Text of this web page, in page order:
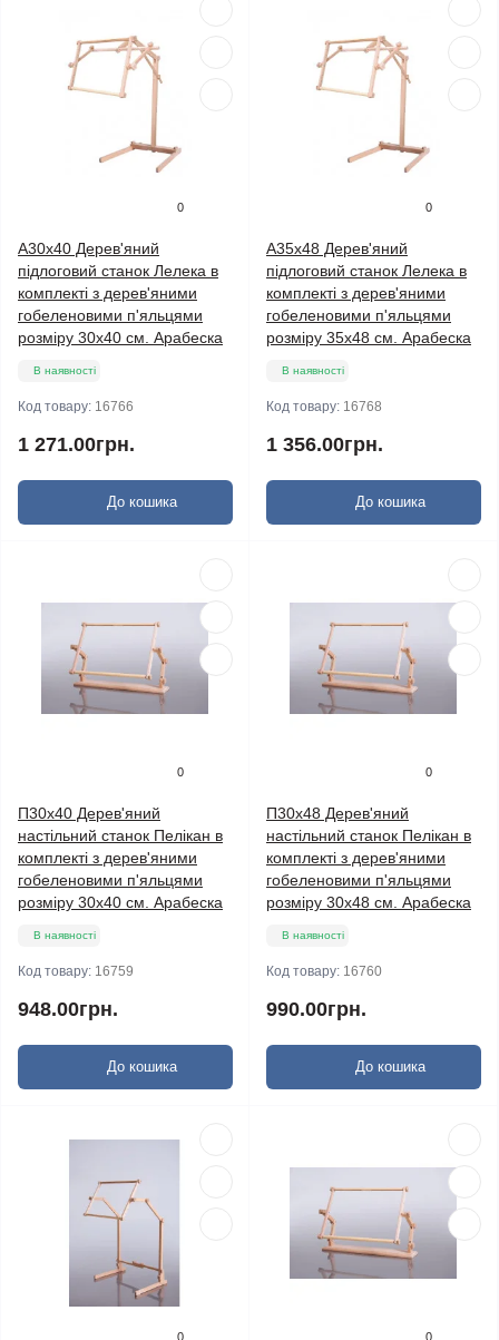
0
А30х40 Дерев'яний
підлоговий станок Лелека в
комплекті з дерев'яними
гобеленовими п'яльцями
розміру 30х40 см. Арабеска
В наявності
Код товару: 16766
1 271.00грн.
До кошика
0
А35х48 Дерев'яний
підлоговий станок Лелека в
комплекті з дерев'яними
гобеленовими п'яльцями
розміру 35х48 см. Арабеска
В наявності
Код товару: 16768
1 356.00грн.
До кошика
0
П30х40 Дерев'яний
настільний станок Пелікан в
комплекті з дерев'яними
гобеленовими п'яльцями
розміру 30х40 см. Арабеска
В наявності
Код товару: 16759
948.00грн.
До кошика
0
П30х48 Дерев'яний
настільний станок Пелікан в
комплекті з дерев'яними
гобеленовими п'яльцями
розміру 30х48 см. Арабеска
В наявності
Код товару: 16760
990.00грн.
До кошика
0 0